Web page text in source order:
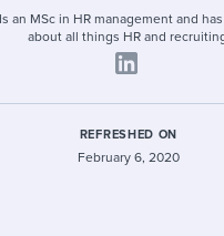
an MSc in HR management and
about all things HR and
REFRESHED ON
February 6, 2020